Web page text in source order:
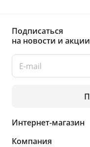
Подписаться
на новости и акции
Интернет-магазин
Компания